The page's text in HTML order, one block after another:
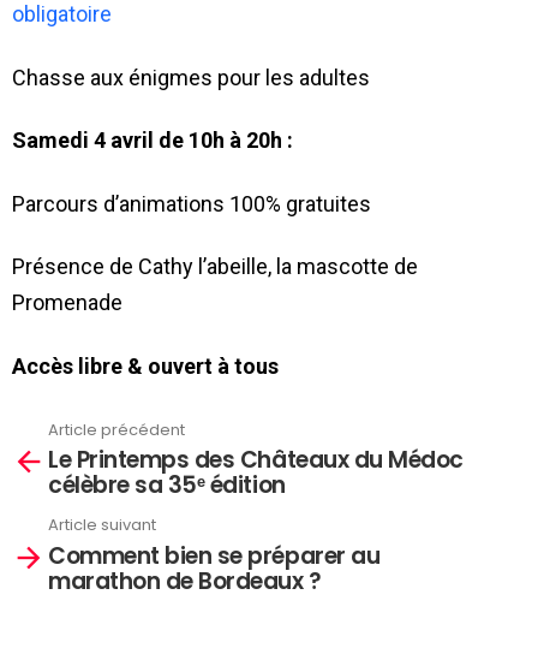
obligatoire
Chasse aux énigmes pour les adultes
Samedi 4 avril de 10h à 20h :
Parcours d’animations 100% gratuites
Présence de Cathy l’abeille, la mascotte de
Promenade
Accès libre & ouvert à tous
savoir
Article précédent
Le Printemps des Châteaux du Médoc
célèbre sa 35ᵉ édition
Article suivant
Comment bien se préparer au
marathon de Bordeaux ?